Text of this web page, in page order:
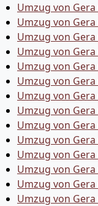
Umzug von
Umzug von
Umzug von Gera
Umzug von
Umzug von
Umzug von
Umzug von
Umzug von
Umzug von
Umzug von
Umzug von
Umzug von
Umzug von
Umzug von